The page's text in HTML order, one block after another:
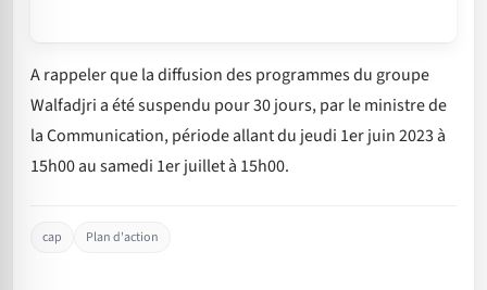
A rappeler que la diffusion des programmes du groupe
Walfadjri a été suspendu pour 30 jours, par le ministre de
la Communication, période allant du jeudi 1er juin 2023 à
15h00 au samedi 1er juillet à 15h00.
cap Plan d'action